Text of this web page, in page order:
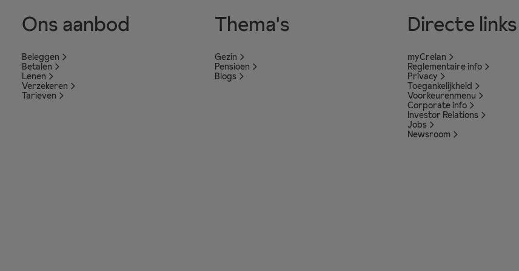
Ons aanbod
Beleggen
Betalen
Lenen
Verzekeren
Tarieven
Thema's
Gezin
Pensioen
Blogs
Directe links
myCrelan
Reglementaire info
Privacy
Toegankelijkheid
Voorkeurenmenu
Corporate info
Investor Relations
Jobs
Newsroom